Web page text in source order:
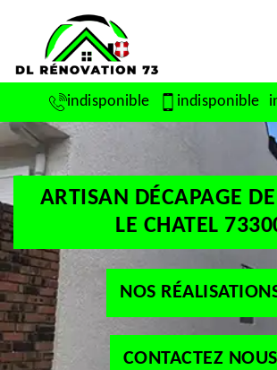
indisponible indisponible
ARTISAN DÉCAPAGE
LE CHATEL
NOS
CONTACTEZ NOUS